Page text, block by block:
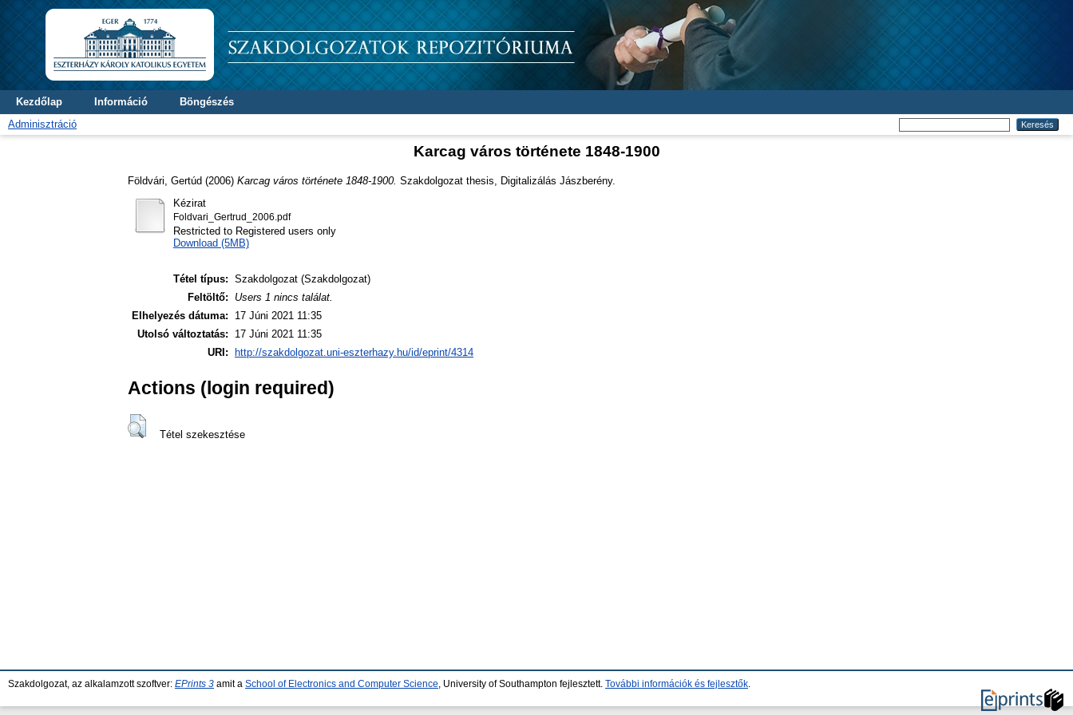
Kezdőlap Információ
Böngészés
Adminisztráció
Karcag város története 1848-1900
Földvári, Gertúd (2006) Karcag város története 1848-1900. Szakdolgozat thesis, Digitalizálás Jászberény.
Kézirat
Foldvari_Gertrud_2006.pdf
Restricted to Registered users only
Download (5MB)
Tétel típus: Szakdolgozat (Szakdolgozat)
Feltöltő:
Users 1 nincs találat.
Elhelyezés dátuma:
17 Júni 2021 11:35
Utolsó változtatás:
17 Júni 2021 11:35
URI:
http://szakdolgozat.uni-eszterhazy.hu/id/eprint/4314
Actions (login required)
Tétel szekesztése
Szakdolgozat, az alkalamzott szoftver: EPrints 3 amit a School of Electronics and Computer Science , University of Southampton fejlesztett. További információk és fejlesztők